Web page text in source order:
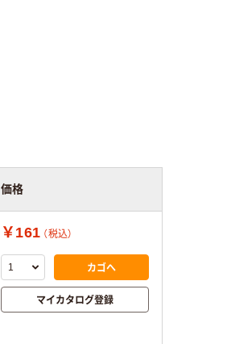
価格
￥161 （税込）
カゴへ
マイカタログ登録